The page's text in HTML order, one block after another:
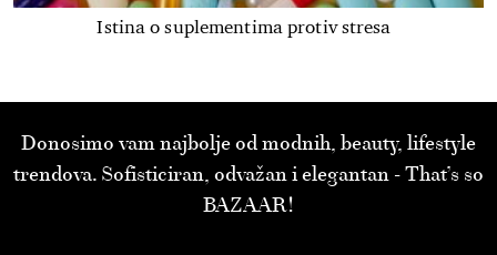
Istina o suplementima protiv stresa
Donosimo vam najbolje od modnih, beauty, lifestyle
trendova. Sofisticiran, odvažan i elegantan - That’s so
BAZAAR!